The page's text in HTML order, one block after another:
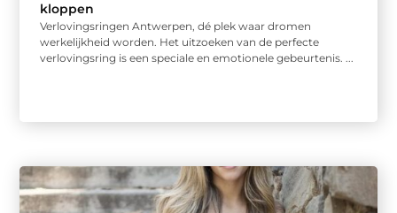
kloppen
Verlovingsringen Antwerpen, dé plek waar dromen
werkelijkheid worden. Het uitzoeken van de perfecte
verlovingsring is een speciale en emotionele gebeurtenis. ...